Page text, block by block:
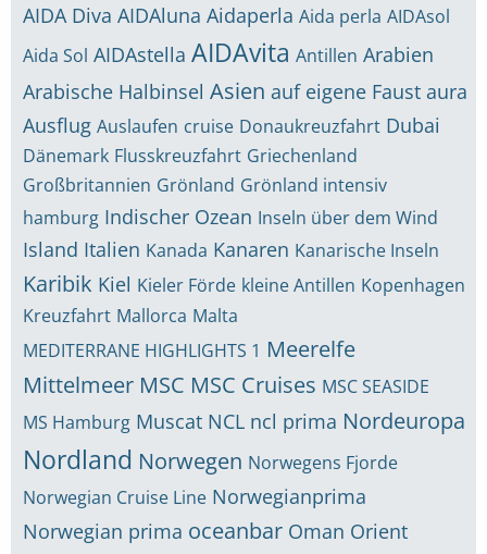
AIDA Diva AIDAluna Aidaperla Aida perla AIDAsol
Aida Sol AIDAstella AIDAvita Antillen Arabien
Arabische Halbinsel Asien auf eigene Faust aura
Ausflug Auslaufen cruise Donaukreuzfahrt Dubai
Dänemark Flusskreuzfahrt Griechenland
Großbritannien Grönland Grönland intensiv
hamburg Indischer Ozean Inseln über dem Wind
Island Italien Kanada Kanaren Kanarische Inseln
Karibik Kiel Kieler Förde kleine Antillen Kopenhagen
Kreuzfahrt Mallorca Malta
MEDITERRANE HIGHLIGHTS 1 Meerelfe
Mittelmeer MSC MSC Cruises MSC SEASIDE
MS Hamburg Muscat NCL ncl prima Nordeuropa
Nordland Norwegen Norwegens Fjorde
Norwegian Cruise Line Norwegianprima
Norwegian prima oceanbar Oman Orient